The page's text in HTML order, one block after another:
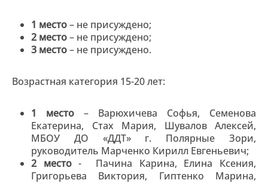
1 место– не присуждено;
2 место– не присуждено;
3 место– не присуждено.
Возрастная категория 15-20 лет:
1 место – Варюхичева Софья, Семенова
Екатерина, Стах Мария, Шувалов Алексей,
МБОУ ДО «ДДТ» г. Полярные Зори,
руководитель Марченко Кирилл Евгеньевич;
2 место- Пачина Карина, Елина Ксения,
Григорьева Виктория, Гиптенко Марина,